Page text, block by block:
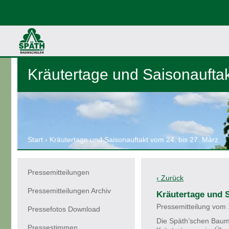
Kräutertage und
Start › Kräutertage und Saisonauftakt vom 24. bis 27. März
Pressemitteilungen
Pressemitteilungen Archiv
Pressefotos Download
Kräutertage und
Pressemitteilung vom
Die Späth’schen